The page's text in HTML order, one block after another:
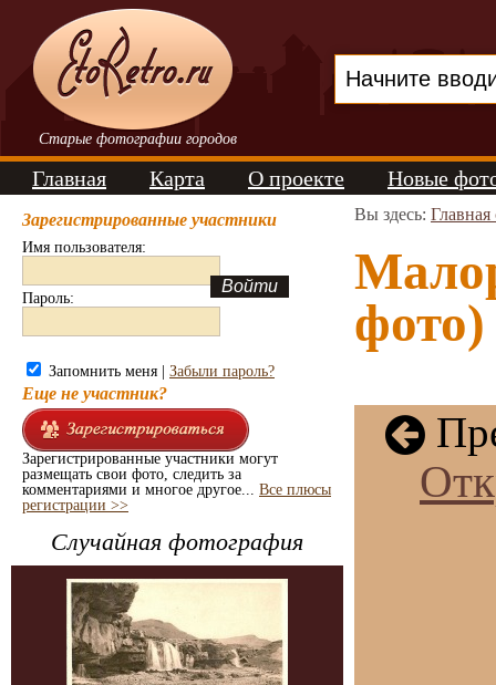
Старые фотографии городов
Главная Карта О проекте Новые
Зарегистрированные участники
Имя пользователя:
Пароль:
Запомнить меня | Забыли пароль?
Еще не участник?
Зарегистрированные участники могут
размещать свои фото, следить за
комментариями и многое другое... Все плюсы
регистрации >>
Случайная фотография
Вы здесь: Главная
фото)